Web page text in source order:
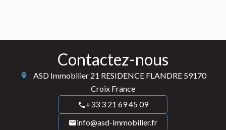
Contactez-nous
ASD Immobilier21 RESIDENCE FLANDRE 59170
Croix France
+33 3 21 69 45 09
info@asd-immobilier.fr